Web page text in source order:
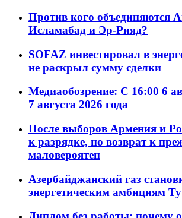
Против кого объединяются
Исламабад и Эр-Рияд?
SOFAZ инвестировал в
не раскрыл сумму сделки
Медиаобозрение: С 16:00 6
7 августа 2026 года
После выборов Армения и
к разрядке, но возврат к
маловероятен
Азербайджанский газ
энергетическим амбициям